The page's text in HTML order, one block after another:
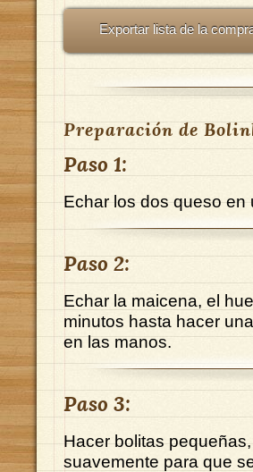
Exportar lista de la
Preparación de
Paso 1:
Echar los dos queso en
Paso 2:
Echar la maicena, el
minutos hasta hacer
en las manos.
Paso 3:
Hacer bolitas
suavemente para que